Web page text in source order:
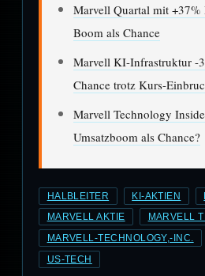
Marvell Quartal mit
Boom als Chance
Marvell KI-Infrastruktur -
Chance trotz Kurs-
Marvell Technology
Umsatzboom als Chance?
HALBLEITER KI-AKTIEN
MARVELL AKTIE MARVELL
MARVELL-TECHNOLOGY,-INC.
US-TECH